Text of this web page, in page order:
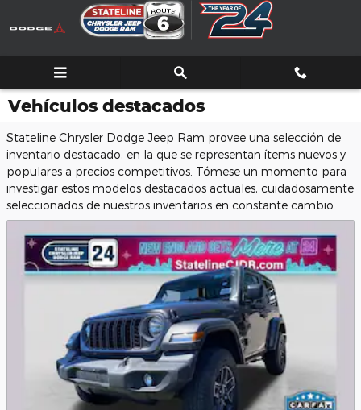
Saltar al contenido principal
Vehículos destacados
Stateline Chrysler Dodge Jeep Ram provee una selección de
inventario destacado, en la que se representan ítems nuevos y
populares a precios competitivos. Tómese un momento para
investigar estos modelos destacados actuales, cuidadosamente
seleccionados de nuestros inventarios en constante cambio.